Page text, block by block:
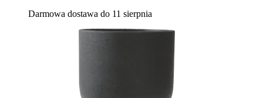
Darmowa dostawa do 11 sierpnia